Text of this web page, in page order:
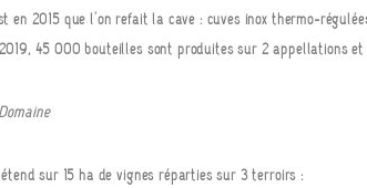
en 2015 que l'on refait la cave : cuves inox thermo-
45 000 bouteilles sont produites sur 2 appellations
sur 15 ha de vignes réparties sur 3 terroirs :